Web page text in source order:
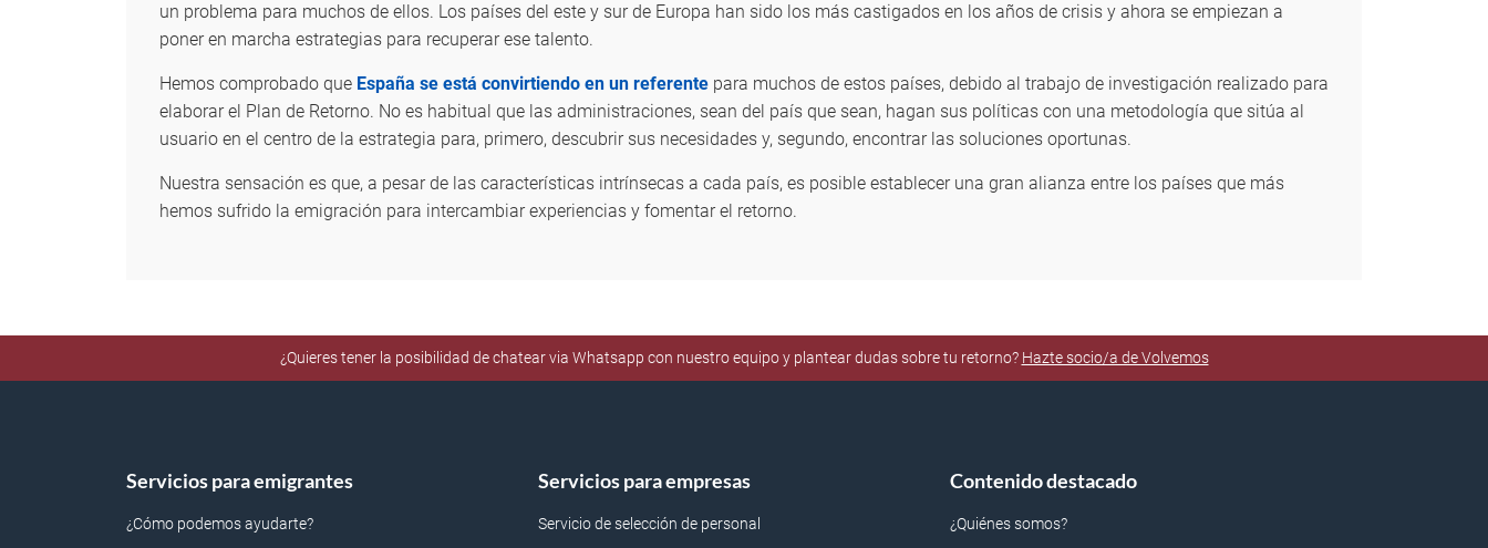
un problema para muchos de ellos. Los países del este y sur de Europa han sido los más castigados en los años de crisis y ahora se empiezan a
poner en marcha estrategias para recuperar ese talento.
Hemos comprobado que España se está convirtiendo en un referente para muchos de estos países, debido al trabajo de investigación realizado para
elaborar el Plan de Retorno. No es habitual que las administraciones, sean del país que sean, hagan sus políticas con una metodología que sitúa al
usuario en el centro de la estrategia para, primero, descubrir sus necesidades y, segundo, encontrar las soluciones oportunas.
Nuestra sensación es que, a pesar de las características intrínsecas a cada país, es posible establecer una gran alianza entre los países que más
hemos sufrido la emigración para intercambiar experiencias y fomentar el retorno.
¿Quieres tener la posibilidad de chatear via Whatsapp con nuestro equipo y plantear dudas sobre tu retorno? Hazte socio/a de Volvemos
Servicios para emigrantes
¿Cómo podemos ayudarte?
Servicios para empresas
Servicio de selección de personal
Contenido destacado
¿Quiénes somos?